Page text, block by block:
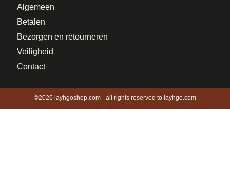
Algemeen
Betalen
Bezorgen en retourneren
Veiligheid
Contact
©2026 layhgoshop.com - all rights reserved to layhgo.com